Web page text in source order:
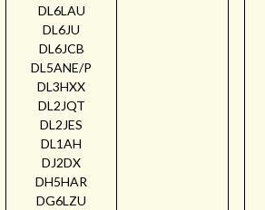
DL6LAU
DL6JU
DL6JCB
DL5ANE/P
DL3HXX
DL2JQT
DL2JES
DL1AH
DJ2DX
DH5HAR
DG6LZU